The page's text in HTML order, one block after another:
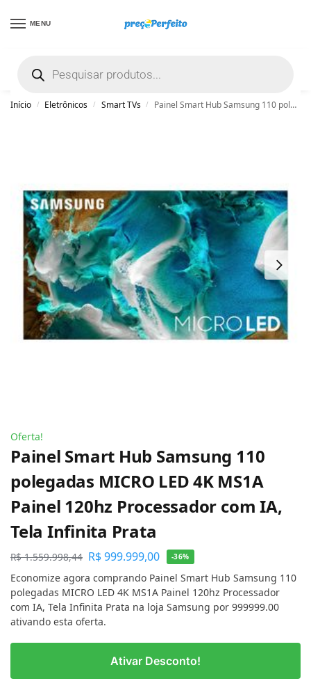
MENU
Início / Eletrônicos / Smart TVs / Painel Smart Hub Samsung 110 polegadas MICRO LED 4K MS1A Painel 120hz Processador com IA, Tela Infinita Prata
Oferta!
Painel Smart Hub Samsung 110
polegadas MICRO LED 4K MS1A
Painel 120hz Processador com IA,
Tela Infinita Prata
R$1.559.998,44 R$999.999,00 -36%
Economize agora comprando Painel Smart Hub Samsung 110
polegadas MICRO LED 4K MS1A Painel 120hz Processador
com IA, Tela Infinita Prata na loja Samsung por 999999.00
ativando esta oferta.
Ativar Desconto!